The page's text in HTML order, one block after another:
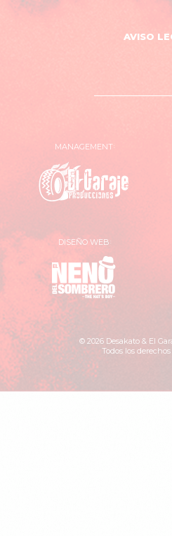
AVISO
MANAGEMENT
DISEÑO WEB
Neno
del
Sombrero
© 2026 Desakato & El
Todos los